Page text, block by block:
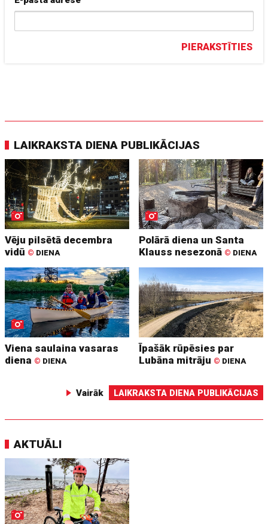
PIERAKSTĪTIES
LAIKRAKSTA DIENA PUBLIKĀCIJAS
Vēju pilsētā decembra
vidū © DIENA
Polārā diena un Santa
Klauss nesezonā © DIENA
Viena saulaina vasaras
diena © DIENA
Īpašāk rūpēsies par
Lubāna mitrāju © DIENA
Vairāk LAIKRAKSTA DIENA PUBLIKĀCIJAS
AKTUĀLI